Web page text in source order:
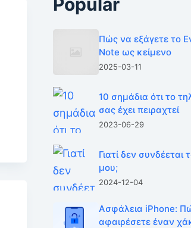
Πώς να εξάγετε το
Note ως κείμενο
2025-03-11
10 σημάδια ότι το
σας έχει πειραχτεί
2023-06-29
Γιατί δεν συνδέεται
μου;
2024-12-04
Ασφάλεια iPhone:
αφαιρέσετε έναν